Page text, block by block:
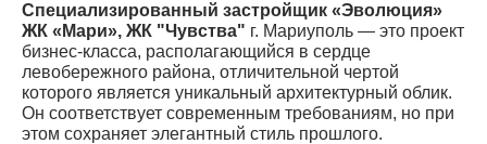
Специализированный застройщик «Эволюция»
ЖК «Мари», ЖК "Чувства" г. Мариуполь — это проект
бизнес-класса, располагающийся в сердце
левобережного района, отличительной чертой
которого является уникальный архитектурный облик.
Он соответствует современным требованиям, но при
этом сохраняет элегантный стиль прошлого.